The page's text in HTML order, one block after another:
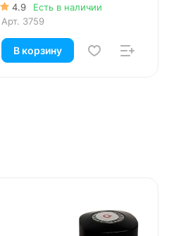
4.9
Есть в наличии
Арт. 3759
В корзину